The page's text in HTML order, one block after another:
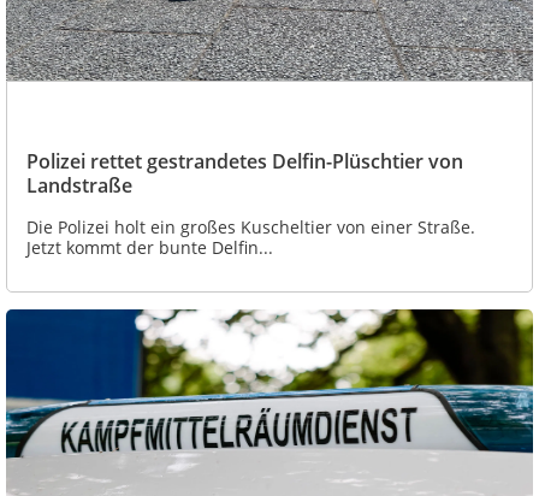
Polizei rettet gestrandetes Delfin-Plüschtier von
Landstraße
Die Polizei holt ein großes Kuscheltier von einer Straße.
Jetzt kommt der bunte Delfin...